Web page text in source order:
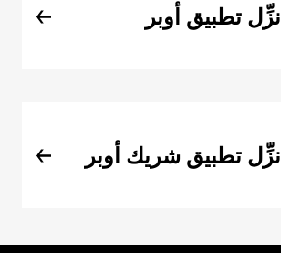
نزِّل تطبيق أوبر
نزِّل تطبيق شريك أوبر